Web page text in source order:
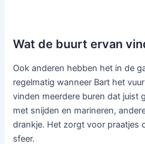
Wat de buurt ervan
Ook anderen hebben het in de
regelmatig wanneer Bart het
vinden meerdere buren dat juist
met snijden en marineren,
drankje. Het zorgt voor praatjes
sfeer.